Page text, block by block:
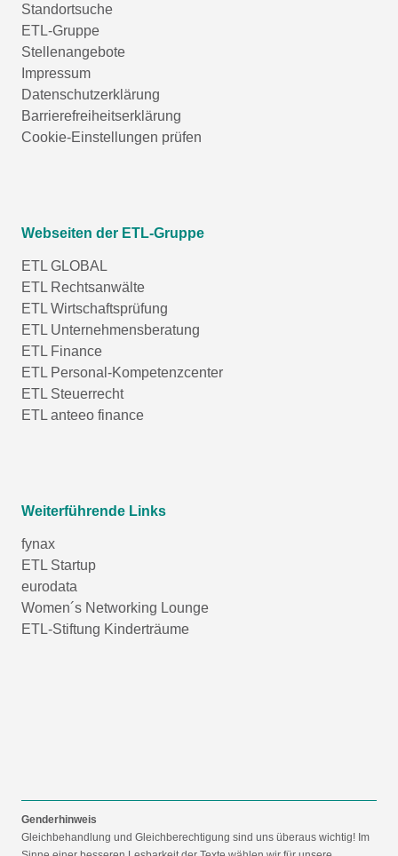
Standortsuche
ETL-Gruppe
Stellenangebote
Impressum
Datenschutzerklärung
Barrierefreiheitserklärung
Cookie-Einstellungen prüfen
Webseiten der ETL-Gruppe
ETL GLOBAL
ETL Rechtsanwälte
ETL Wirtschaftsprüfung
ETL Unternehmensberatung
ETL Finance
ETL Personal-Kompetenzcenter
ETL Steuerrecht
ETL anteeo finance
Weiterführende Links
fynax
ETL Startup
eurodata
Women´s Networking Lounge
ETL-Stiftung Kinderträume
Genderhinweis
Gleichbehandlung und Gleichberechtigung sind uns überaus wichtig! Im